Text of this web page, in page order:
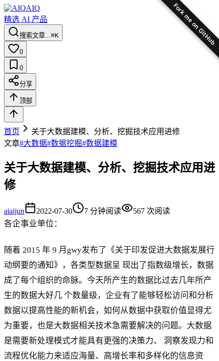
Fork me on GitHub
AIQ
精选 AI 产品
搜索文章...⌘K
0
0
分享
顶部
首页
关于大数据建模、分析、挖掘技术应用进修
文章#大数据#数据挖掘#数据建模
关于大数据建模、分析、挖掘技术应用进
修
aiaijun 2022-07-30 7 分钟阅读 567 次阅读
各企事业单位：
随着 2015 年 9 月gwy发布了《关于印发促进大数据发展行
动纲要的通知》，各类型数据呈 现出了指数级增长，数据
成了每个组织的命脉。今天所产生的数据比过去几年所产
生的数据大好几 个数量级，企业有了能够轻松访问和分析
数据以提高性能的新机会，如何从数据中获取价值显得尤
为重要，也是大数据相关技术急需要解决的问题。大数据
是需要新处理模式才能具有更强的决策力、 洞察发现力和
流程优化能力来适应海量、高增长率和多样化的信息资